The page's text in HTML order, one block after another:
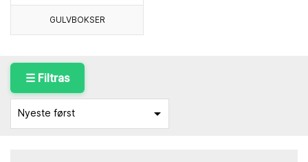
GULVBOKSER
☰ Filtras
Nyeste først 